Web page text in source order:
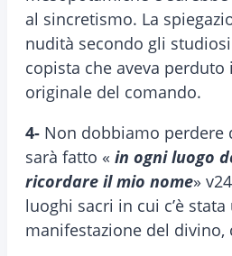
al sincretismo. La
nudità secondo gli
copista che aveva
originale del comando.
4- Non dobbiamo perdere
sarà fatto « in ogni luogo
ricordare il mio nome»
luoghi sacri in cui c’è
manifestazione del divino,